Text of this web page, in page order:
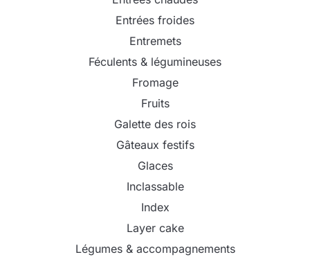
Entrées froides
Entremets
Féculents & légumineuses
Fromage
Fruits
Galette des rois
Gâteaux festifs
Glaces
Inclassable
Index
Layer cake
Légumes & accompagnements